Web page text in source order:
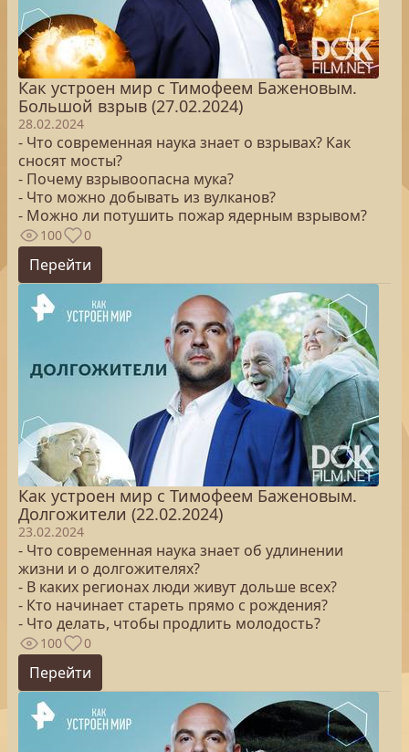
Как устроен мир с Тимофеем Баженовым.
Большой взрыв (27.02.2024)
28.02.2024
- Что современная наука знает о взрывах? Как
сносят мосты?
- Почему взрывоопасна мука?
- Что можно добывать из вулканов?
- Можно ли потушить пожар ядерным взрывом?
100 0
Перейти
Как устроен мир с Тимофеем Баженовым.
Долгожители (22.02.2024)
23.02.2024
- Что современная наука знает об удлинении
жизни и о долгожителях?
- В каких регионах люди живут дольше всех?
- Кто начинает стареть прямо с рождения?
- Что делать, чтобы продлить молодость?
100 0
Перейти